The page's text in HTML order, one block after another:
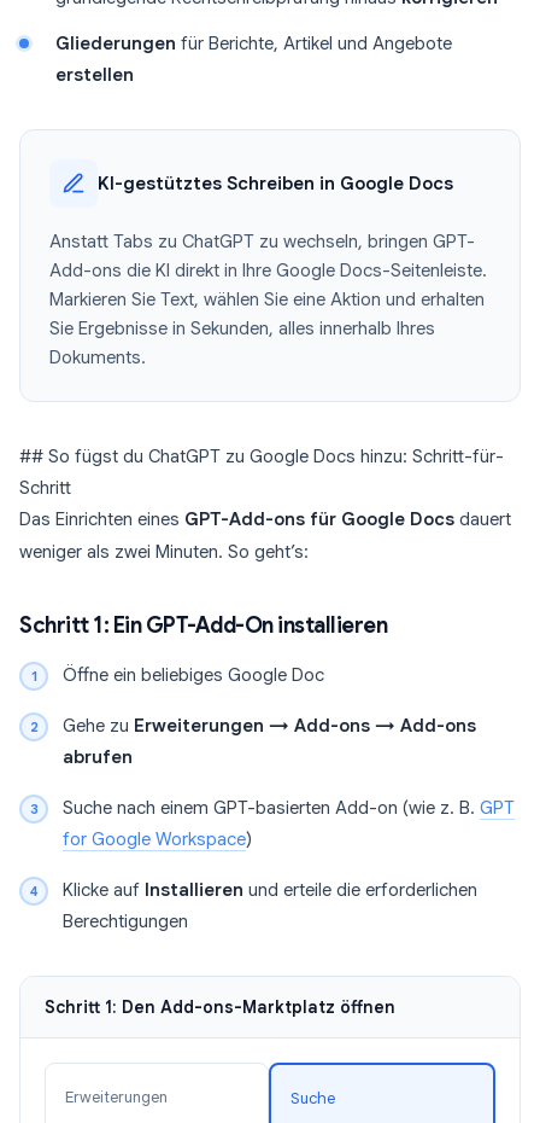
Gliederungen für Berichte, Artikel und Angebote
erstellen
KI-gestütztes Schreiben in Google Docs
Anstatt Tabs zu ChatGPT zu wechseln, bringen GPT-
Add-ons die KI direkt in Ihre Google Docs-Seitenleiste.
Markieren Sie Text, wählen Sie eine Aktion und erhalten
Sie Ergebnisse in Sekunden, alles innerhalb Ihres
Dokuments.
## So fügst du ChatGPT zu Google Docs hinzu: Schritt-für-
Schritt
Das Einrichten eines GPT-Add-ons für Google Docs dauert
weniger als zwei Minuten. So geht’s:
Schritt 1: Ein GPT-Add-On installieren
Öffne ein beliebiges Google Doc
Gehe zu Erweiterungen → Add-ons → Add-ons
abrufen
Suche nach einem GPT-basierten Add-on (wie z. B. GPT
for Google Workspace)
Klicke auf Installieren und erteile die erforderlichen
Berechtigungen
Schritt 1: Den Add-ons-Marktplatz öffnen
Erweiterungen Suche